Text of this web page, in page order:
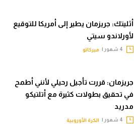
أثليتك: جريزمان يطير إلى أمريكا للتوقيع
لأورلاندو سيتي
ميركاتو
جريزمان: قررت تأجيل رحيلي لأنني أطمح
في تحقيق بطولات كثيرة مع أتلتيكو
مدريد
الكرة الأوروبية